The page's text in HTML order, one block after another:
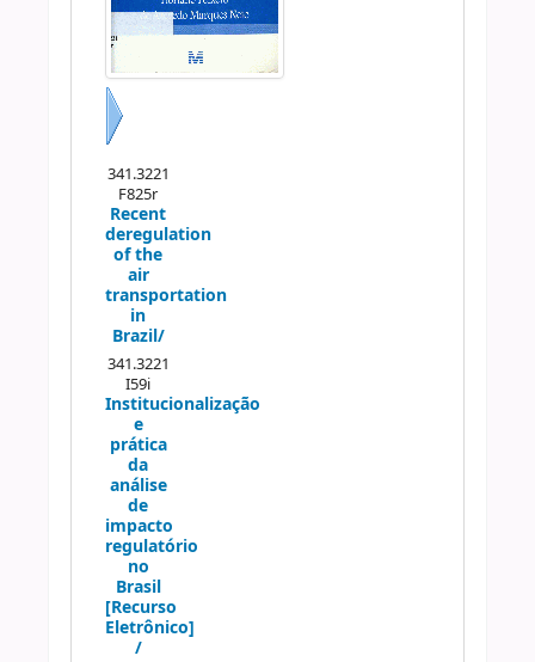
341.3221
F825r
Recent
deregulation
of the
air
transportation
in
Brazil/
341.3221
I59i
Institucionalização
e
prática
da
análise
de
impacto
regulatório
no
Brasil
[Recurso
Eletrônico]
/